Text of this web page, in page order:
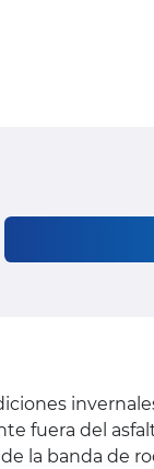
fuera del
la banda de